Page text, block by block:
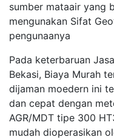
sumber mataair yang
mengunakan Sifat
pengunaanya
Pada keterbaruan
Bekasi, Biaya Murah
dijaman moedern ini
dan cepat dengan
AGR/MDT tipe 300
mudah dioperasikan